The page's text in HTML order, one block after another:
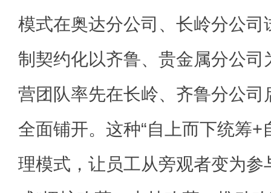
模式在奥达分公司、长岭分公司
制契约化以齐鲁、贵金属分公司
营团队率先在长岭、齐鲁分公司
全面铺开。这种“自上而下统筹+
理模式，让员工从旁观者变为参